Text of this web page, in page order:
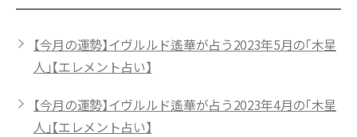
【今月の運勢】イヴルルド遙華が占う2023年5月の「木星
人」【エレメント占い】
【今月の運勢】イヴルルド遙華が占う2023年4月の「木星
人」【エレメント占い】